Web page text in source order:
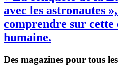
avec les astronautes
comprendre sur
humaine.
Des magazines pour tous